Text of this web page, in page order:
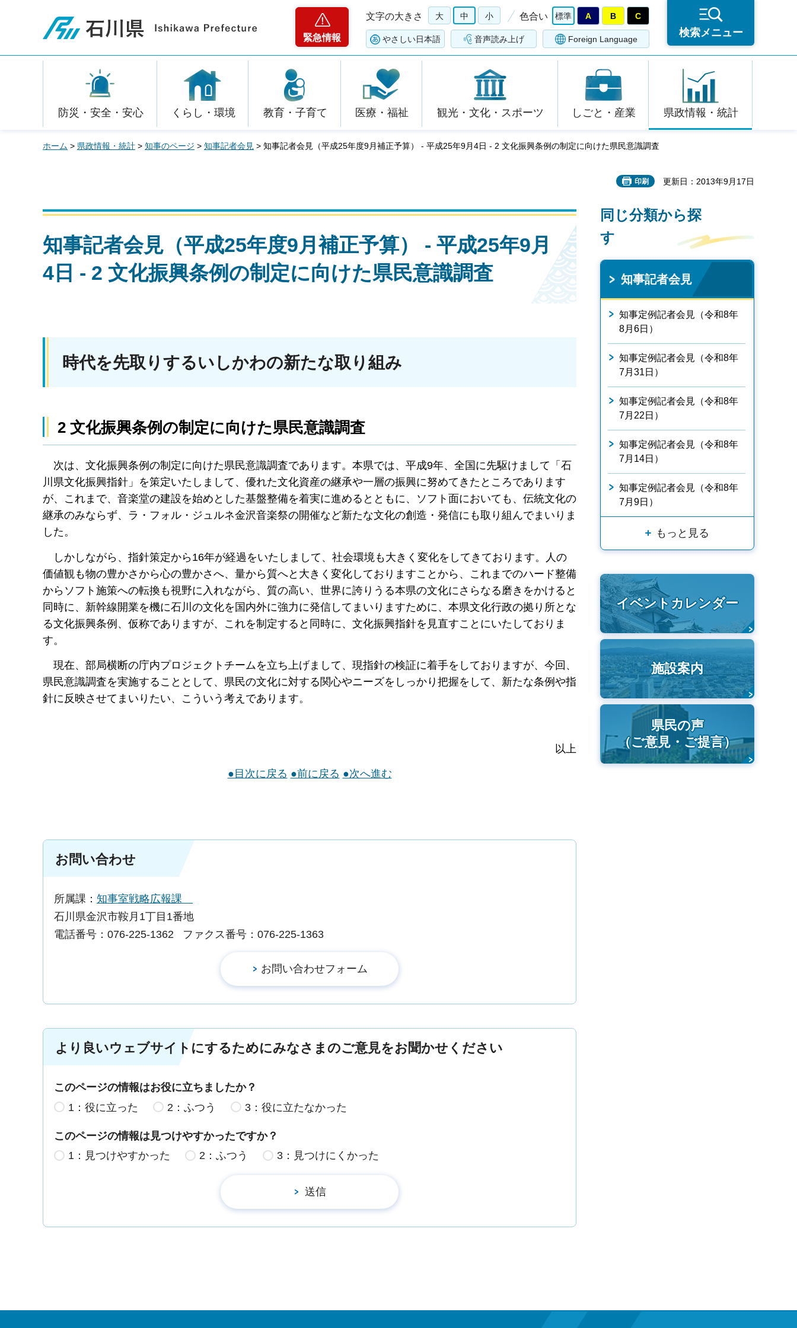
石川県
緊急情報
文字の大きさ 大 中 小 色合い 標準 A B C
やさしい日本語 音声読み上げ Foreign Language
検索メニュー
防災・安全・安心 くらし・環境 教育・子育て 医療・福祉 観光・文化・スポーツ しごと・産業 県政情報・統計
ホーム > 県政情報・統計 > 知事のページ > 知事記者会見 > 知事記者会見（平成25年度9月補正予算） - 平成25年9月4日 - 2 文化振興条例の制定に向けた県民意識調査
印刷 更新日：2013年9月17日
知事記者会見（平成25年度9月補正予算） - 平成25年9月
4日 - 2 文化振興条例の制定に向けた県民意識調査
時代を先取りするいしかわの新たな取り組み
2 文化振興条例の制定に向けた県民意識調査
次は、文化振興条例の制定に向けた県民意識調査であります。本県では、平成9年、全国に先駆けまして「石
川県文化振興指針」を策定いたしまして、優れた文化資産の継承や一層の振興に努めてきたところであります
が、これまで、音楽堂の建設を始めとした基盤整備を着実に進めるとともに、ソフト面においても、伝統文化の
継承のみならず、ラ・フォル・ジュルネ金沢音楽祭の開催など新たな文化の創造・発信にも取り組んでまいりま
した。
しかしながら、指針策定から16年が経過をいたしまして、社会環境も大きく変化をしてきております。人の
価値観も物の豊かさから心の豊かさへ、量から質へと大きく変化しておりますことから、これまでのハード整備
からソフト施策への転換も視野に入れながら、質の高い、世界に誇りうる本県の文化にさらなる磨きをかけると
同時に、新幹線開業を機に石川の文化を国内外に強力に発信してまいりますために、本県文化行政の拠り所とな
る文化振興条例、仮称でありますが、これを制定すると同時に、文化振興指針を見直すことにいたしておりま
す。
現在、部局横断の庁内プロジェクトチームを立ち上げまして、現指針の検証に着手をしておりますが、今回、
県民意識調査を実施することとして、県民の文化に対する関心やニーズをしっかり把握をして、新たな条例や指
針に反映させてまいりたい、こういう考えであります。
以上
●目次に戻る ●前に戻る ●次へ進む
お問い合わせ
所属課： 知事室戦略広報課
石川県金沢市鞍月1丁目1番地
電話番号：076-225-1362
ファクス番号：076-225-1363
より良いウェブサイトにするためにみなさまのご意見をお聞かせください
このページの情報はお役に立ちましたか？
1：役に立った
2：ふつう 3：役に立たなかった
このページの情報は見つけやすかったですか？
1：見つけやすかった
2：ふつう 3：見つけにくかった
同じ分類から探
す
知事記者会見
知事定例記者会見（令和8年
8月6日）
知事定例記者会見（令和8年
7月31日）
知事定例記者会見（令和8年
7月22日）
知事定例記者会見（令和8年
7月14日）
知事定例記者会見（令和8年
7月9日）
もっと見る
イベントカレンダー
施設案内
県民の声
（ご意見・ご提言）